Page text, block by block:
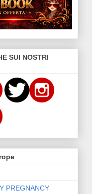
SUI NOSTRI
PREGNANCY